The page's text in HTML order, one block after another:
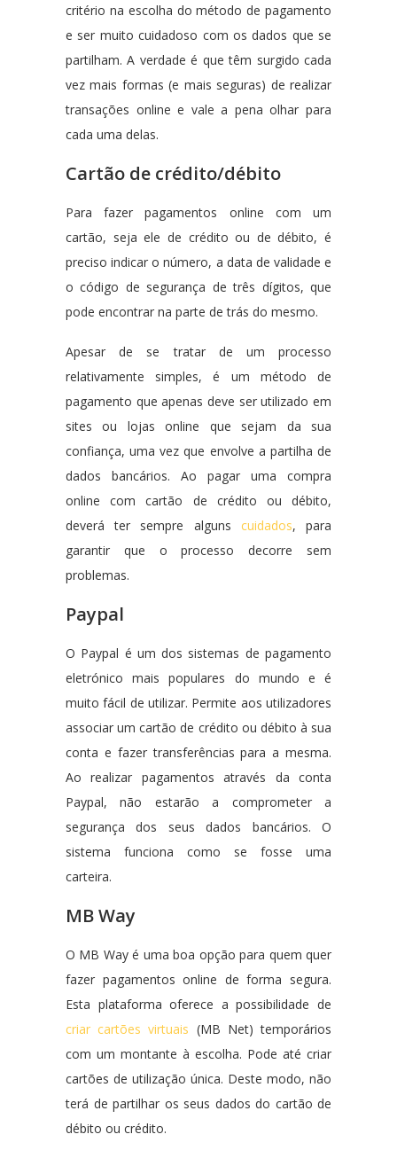
critério na escolha do método de pagamento
e ser muito cuidadoso com os dados que se
partilham. A verdade é que têm surgido cada
vez mais formas (e mais seguras) de realizar
transações online e vale a pena olhar para
cada uma delas.
Cartão de crédito/débito
Para fazer pagamentos online com um
cartão, seja ele de crédito ou de débito, é
preciso indicar o número, a data de validade e
o código de segurança de três dígitos, que
pode encontrar na parte de trás do mesmo.
Apesar de se tratar de um processo
relativamente simples, é um método de
pagamento que apenas deve ser utilizado em
sites ou lojas online que sejam da sua
confiança, uma vez que envolve a partilha de
dados bancários. Ao pagar uma compra
online com cartão de crédito ou débito,
deverá ter sempre alguns cuidados, para
garantir que o processo decorre sem
problemas.
Paypal
O Paypal é um dos sistemas de pagamento
eletrónico mais populares do mundo e é
muito fácil de utilizar. Permite aos utilizadores
associar um cartão de crédito ou débito à sua
conta e fazer transferências para a mesma.
Ao realizar pagamentos através da conta
Paypal, não estarão a comprometer a
segurança dos seus dados bancários. O
sistema funciona como se fosse uma
carteira.
MB Way
O MB Way é uma boa opção para quem quer
fazer pagamentos online de forma segura.
Esta plataforma oferece a possibilidade de
criar cartões virtuais (MB Net) temporários
com um montante à escolha. Pode até criar
cartões de utilização única. Deste modo, não
terá de partilhar os seus dados do cartão de
débito ou crédito.